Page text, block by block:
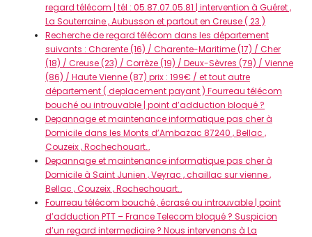
regard télécom | tél : 05.87.07.05.81 | intervention à Guéret ,
La Souterraine , Aubusson et partout en Creuse ( 23 )
Recherche de regard télécom dans les département
suivants : Charente (16) / Charente-Maritime (17) / Cher
(18) / Creuse (23) / Corrèze (19) / Deux-Sèvres (79) / Vienne
(86) / Haute Vienne (87) prix : 199€ / et tout autre
département ( deplacement payant ) Fourreau télécom
bouché ou introuvable | point d’adduction bloqué ?
Depannage et maintenance informatique pas cher à
Domicile dans les Monts d’Ambazac 87240 , Bellac ,
Couzeix , Rochechouart…
Depannage et maintenance informatique pas cher à
Domicile à Saint Junien , Veyrac , chaillac sur vienne ,
Bellac , Couzeix , Rochechouart…
Fourreau télécom bouché , écrasé ou introuvable | point
d’adduction PTT – France Telecom bloqué ? Suspicion
d’un regard intermediaire ? Nous intervenons à La